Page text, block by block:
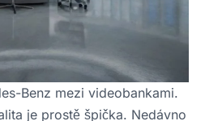
Benz mezi videobankami.
je prostě špička. Nedávno